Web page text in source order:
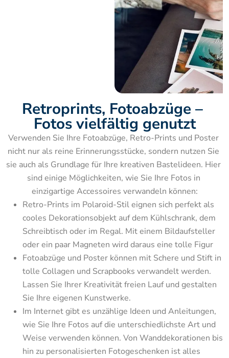
Retroprints, Fotoabzüge –
Fotos vielfältig genutzt
Verwenden Sie Ihre Fotoabzüge, Retro-Prints und Poster
nicht nur als reine Erinnerungsstücke, sondern nutzen Sie
sie auch als Grundlage für Ihre kreativen Bastelideen. Hier
sind einige Möglichkeiten, wie Sie Ihre Fotos in
einzigartige Accessoires verwandeln können:
Retro-Prints im Polaroid-Stil eignen sich perfekt als
cooles Dekorationsobjekt auf dem Kühlschrank, dem
Schreibtisch oder im Regal. Mit einem Bildaufsteller
oder ein paar Magneten wird daraus eine tolle Figur
Fotoabzüge und Poster können mit Schere und Stift in
tolle Collagen und Scrapbooks verwandelt werden.
Lassen Sie Ihrer Kreativität freien Lauf und gestalten
Sie Ihre eigenen Kunstwerke.
Im Internet gibt es unzählige Ideen und Anleitungen,
wie Sie Ihre Fotos auf die unterschiedlichste Art und
Weise verwenden können. Von Wanddekorationen bis
hin zu personalisierten Fotogeschenken ist alles